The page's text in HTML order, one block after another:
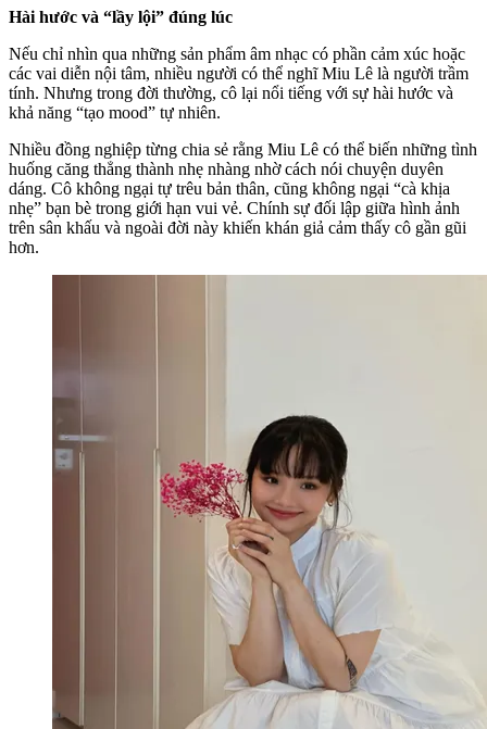
Hài hước và “lầy lội” đúng lúc
Nếu chỉ nhìn qua những sản phẩm âm nhạc có phần cảm xúc hoặc
các vai diễn nội tâm, nhiều người có thể nghĩ Miu Lê là người trầm
tính. Nhưng trong đời thường, cô lại nổi tiếng với sự hài hước và
khả năng “tạo mood” tự nhiên.
Nhiều đồng nghiệp từng chia sẻ rằng Miu Lê có thể biến những tình
huống căng thẳng thành nhẹ nhàng nhờ cách nói chuyện duyên
dáng. Cô không ngại tự trêu bản thân, cũng không ngại “cà khịa
nhẹ” bạn bè trong giới hạn vui vẻ. Chính sự đối lập giữa hình ảnh
trên sân khấu và ngoài đời này khiến khán giả cảm thấy cô gần gũi
hơn.